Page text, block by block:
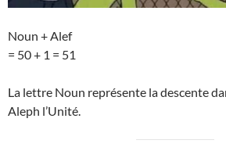
Noun + Alef
= 50 + 1 = 51
La lettre Noun représente la descente
Aleph l’Unité.